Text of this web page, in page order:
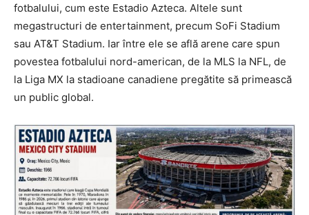
fotbalului, cum este Estadio Azteca. Altele sunt
megastructuri de entertainment, precum SoFi Stadium
sau AT&T Stadium. Iar între ele se află arene care spun
povestea fotbalului nord-american, de la MLS la NFL, de
la Liga MX la stadioane canadiene pregătite să primească
un public global.